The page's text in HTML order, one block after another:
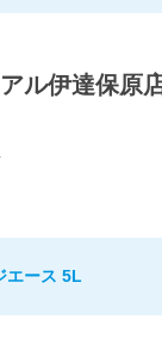
ル伊達保原
エース 5L